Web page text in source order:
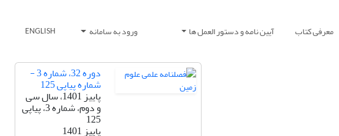
معرفی کتاب آیین نامه و دستور العمل ها ورود به سامانه ENGLISH
دوره 32، شماره 3 -
شماره پیاپی 125
پاییز 1401، سال سی
و دوم، شماره 3، پیاپی
125
پاییز 1401